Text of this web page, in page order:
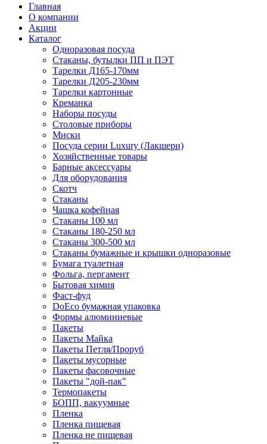
Главная
О компании
Акции
Каталог
Одноразовая посуда
Стаканы, бутылки ПП и ПЭТ
Тарелки Д165-170мм
Тарелки Д205-230мм
Тарелки картонные
Креманка
Наборы посуды
Столовые приборы
Миски
Посуда серии Luxury (Лакшери)
Хозяйственные товары
Барные аксессуары
Для оборудования
Скотч
Стаканы
Чашка кофейная
Стаканы 100 мл
Стаканы 180-250 мл
Стаканы 300-500 мл
Стаканы бумажные и крышки одноразовые
Бумага туалетная
Фольга, пергамент
Бытовая химия
Фаст-фуд
DoEco бумажная упаковка
Формы алюминиевые
Пакеты
Пакеты Майка
Пакеты Петля/Проруб
Пакеты мусорные
Пакеты фасовочные
Пакеты "дой-пак"
Термопакеты
БОПП, вакуумные
Пленка
Пленка пищевая
Пленка не пищевая